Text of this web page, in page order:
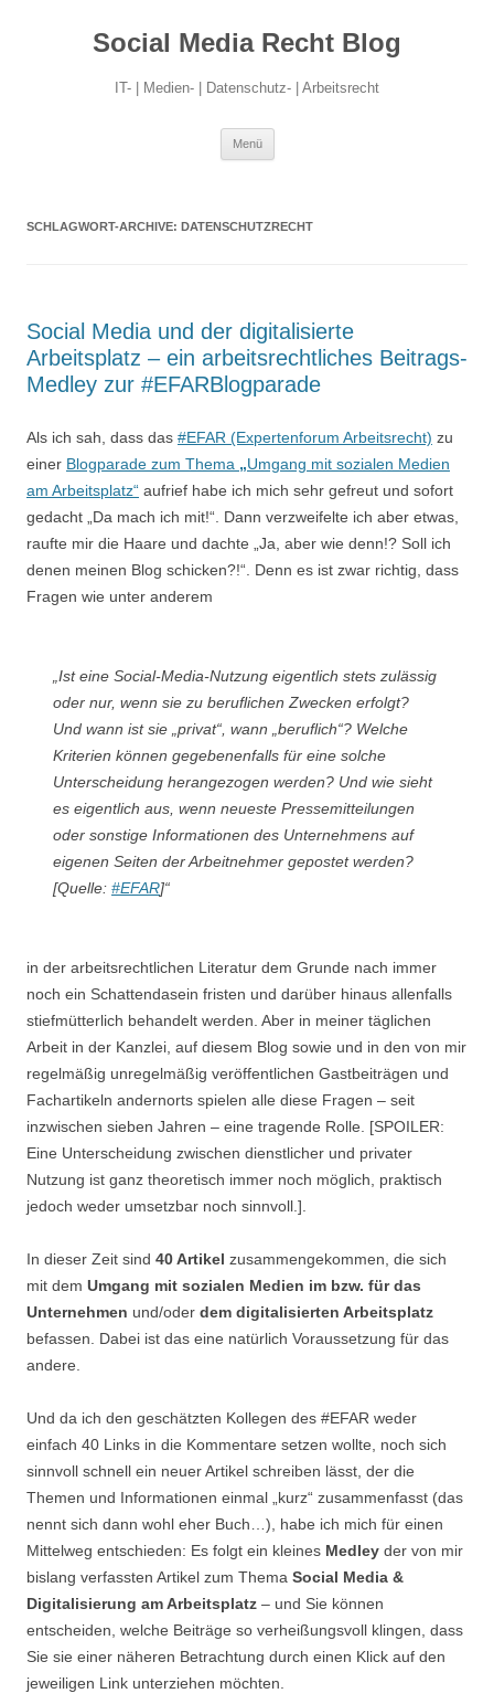
Social Media Recht Blog
IT- | Medien- | Datenschutz- | Arbeitsrecht
Menü
SCHLAGWORT-ARCHIVE: DATENSCHUTZRECHT
Social Media und der digitalisierte
Arbeitsplatz – ein arbeitsrechtliches Beitrags-
Medley zur #EFARBlogparade
Als ich sah, dass das #EFAR (Expertenforum Arbeitsrecht) zu
einer Blogparade zum Thema „Umgang mit sozialen Medien
am Arbeitsplatz“ aufrief habe ich mich sehr gefreut und sofort
gedacht „Da mach ich mit!“. Dann verzweifelte ich aber etwas,
raufte mir die Haare und dachte „Ja, aber wie denn!? Soll ich
denen meinen Blog schicken?!“. Denn es ist zwar richtig, dass
Fragen wie unter anderem
„Ist eine Social-Media-Nutzung eigentlich stets zulässig
oder nur, wenn sie zu beruflichen Zwecken erfolgt?
Und wann ist sie „privat“, wann „beruflich“? Welche
Kriterien können gegebenenfalls für eine solche
Unterscheidung herangezogen werden? Und wie sieht
es eigentlich aus, wenn neueste Pressemitteilungen
oder sonstige Informationen des Unternehmens auf
eigenen Seiten der Arbeitnehmer gepostet werden?
[Quelle: #EFAR]“
in der arbeitsrechtlichen Literatur dem Grunde nach immer
noch ein Schattendasein fristen und darüber hinaus allenfalls
stiefmütterlich behandelt werden. Aber in meiner täglichen
Arbeit in der Kanzlei, auf diesem Blog sowie und in den von mir
regelmäßig unregelmäßig veröffentlichen Gastbeiträgen und
Fachartikeln andernorts spielen alle diese Fragen – seit
inzwischen sieben Jahren – eine tragende Rolle. [SPOILER:
Eine Unterscheidung zwischen dienstlicher und privater
Nutzung ist ganz theoretisch immer noch möglich, praktisch
jedoch weder umsetzbar noch sinnvoll.].
In dieser Zeit sind 40 Artikel zusammengekommen, die sich
mit dem Umgang mit sozialen Medien im bzw. für das
Unternehmen und/oder dem digitalisierten Arbeitsplatz
befassen. Dabei ist das eine natürlich Voraussetzung für das
andere.
Und da ich den geschätzten Kollegen des #EFAR weder
einfach 40 Links in die Kommentare setzen wollte, noch sich
sinnvoll schnell ein neuer Artikel schreiben lässt, der die
Themen und Informationen einmal „kurz“ zusammenfasst (das
nennt sich dann wohl eher Buch…), habe ich mich für einen
Mittelweg entschieden: Es folgt ein kleines Medley der von mir
bislang verfassten Artikel zum Thema Social Media &
Digitalisierung am Arbeitsplatz – und Sie können
entscheiden, welche Beiträge so verheißungsvoll klingen, dass
Sie sie einer näheren Betrachtung durch einen Klick auf den
jeweiligen Link unterziehen möchten.